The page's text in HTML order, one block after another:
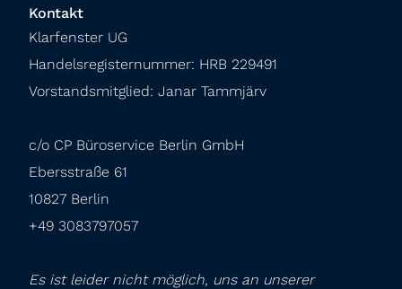
Kontakt
Klarfenster UG
Handelsregisternummer: HRB 229491
Vorstandsmitglied: Janar Tammjärv
c/o CP Büroservice Berlin GmbH
Ebersstraße 61
10827 Berlin
+49 3083797057
Es ist leider nicht möglich, uns an unserer